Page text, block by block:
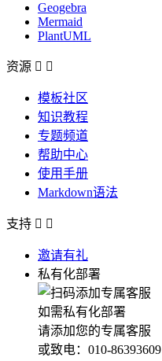
Geogebra
Mermaid
PlantUML
资源  
模板社区
知识教程
专题频道
帮助中心
使用手册
Markdown语法
支持  
邀请有礼
私有化部署
如需私有化部署
请添加您的专属客服
或致电：010-86393609